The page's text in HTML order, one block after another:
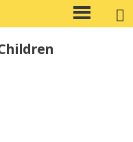
メ
イ